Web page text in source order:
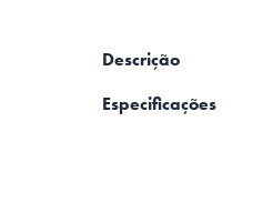
Descrição
Especificações